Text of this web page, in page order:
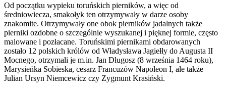
Od początku wypieku toruńskich pierników, a więc od
średniowiecza, smakołyk ten otrzymywały w darze osoby
znakomite. Otrzymywały one obok pierników jadalnych także
pierniki ozdobne o szczególnie wyszukanej i pięknej formie, często
malowane i pozłacane. Toruńskimi piernikami obdarowanych
zostało 12 polskich królów od Władysława Jagiełły do Augusta II
Mocnego, otrzymali je m.in. Jan Długosz (8 września 1464 roku),
Marysieńka Sobieska, cesarz Francuzów Napoleon I, ale także
Julian Ursyn Niemcewicz czy Zygmunt Krasiński.